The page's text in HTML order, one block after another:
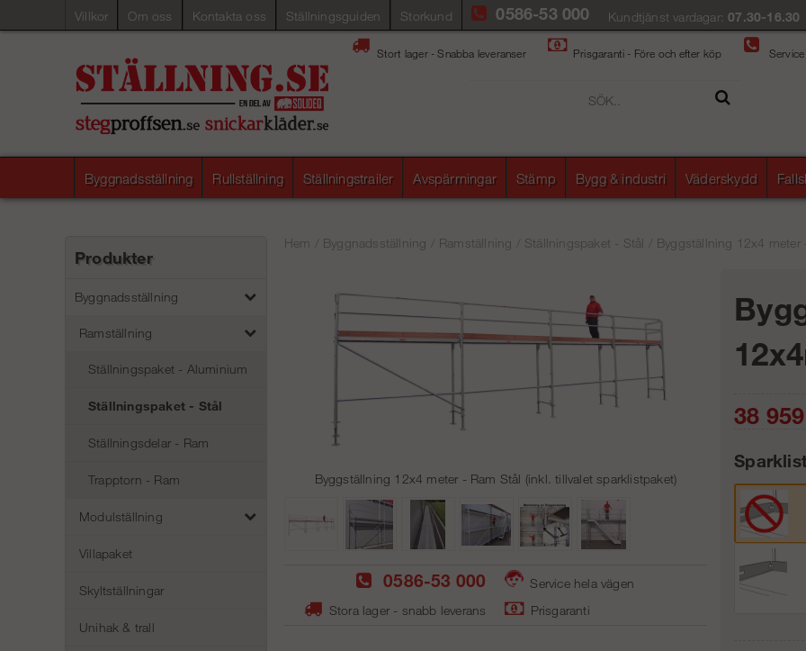
Villkor Om oss Kontakta oss Ställningsguiden Storkund 0586-53 000 Kundtjänst vardagar:07.30-16.30
Stort lager - Snabba leveranser Prisgaranti - Före och efter köp
Byggnadsställning Rullställning Ställningstrailer Avspärrningar Stämp Bygg & industri Väderskydd
Produkter
Byggnadsställning
Ramställning
Ställningspaket - Aluminium
Ställningspaket - Stål
Ställningsdelar - Ram
Trapptorn - Ram
Modulställning
Villapaket
Skyltställningar
Unihak & trall
Hem Byggnadsställning Ramställning Ställningspaket - Stål Byggställning 12x4 meter
Byggställning 12x4 meter - Ram Stål (inkl. tillvalet sparklistpaket)
0586-53 000
Service hela vägen
Stora lager - snabb leverans
Prisgaranti
38 959